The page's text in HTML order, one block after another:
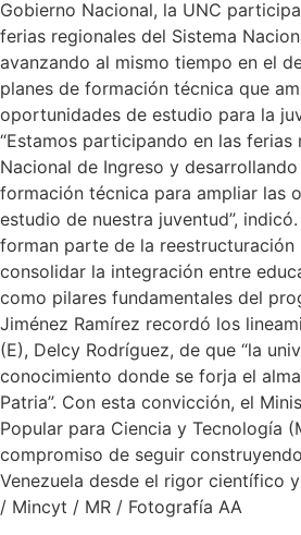
Gobierno Nacional, la UNC
ferias regionales del Sistema
avanzando al mismo tiempo en el
planes de formación técnica que
oportunidades de estudio para la
“Estamos participando en las ferias
Nacional de Ingreso y
formación técnica para ampliar las
estudio de nuestra juventud”,
forman parte de la reestructuración
consolidar la integración entre
como pilares fundamentales del
Jiménez Ramírez recordó los
(E), Delcy Rodríguez, de que “la
conocimiento donde se forja el
Patria”. Con esta convicción, el
Popular para Ciencia y Tecnología
compromiso de seguir
Venezuela desde el rigor científico
/ Mincyt / MR / Fotografía AA